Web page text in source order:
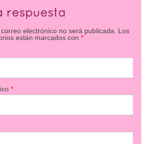
respuesta
electrónico no será publicada.
Los
están marcados con *
*